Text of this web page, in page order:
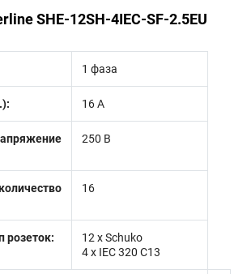
SHE-12SH-4IEC-SF-2.5EU
1 фаза
16 А
250 В
16
розеток:
12 x Schuko
4 х IEC 320 C13